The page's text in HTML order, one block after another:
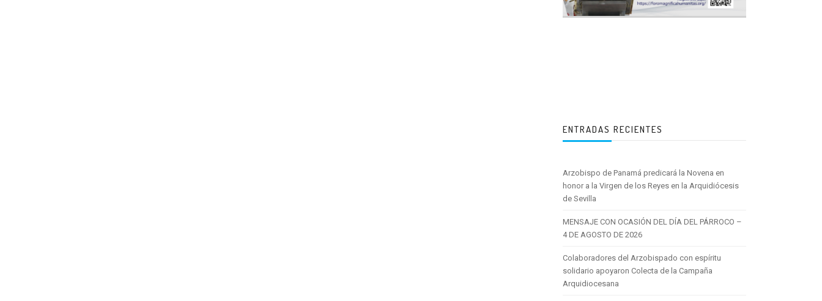
ENTRADAS RECIENTES
Arzobispo de Panamá predicará la Novena en
honor a la Virgen de los Reyes en la Arquidiócesis
de Sevilla
MENSAJE CON OCASIÓN DEL DÍA DEL PÁRROCO –
4 DE AGOSTO DE 2026
Colaboradores del Arzobispado con espíritu
solidario apoyaron Colecta de la Campaña
Arquidiocesana